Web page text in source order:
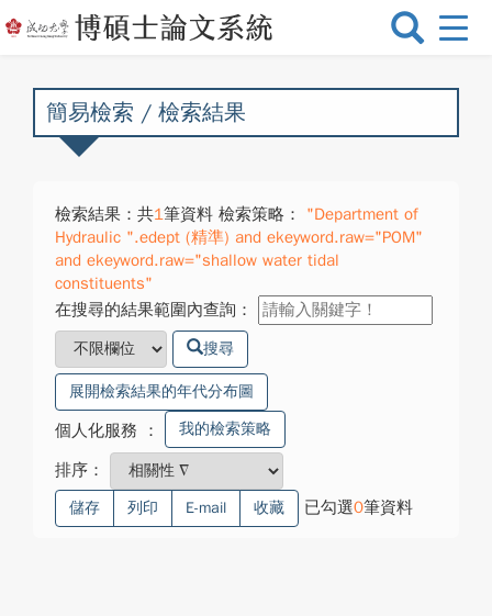
選
換
簡易檢索 / 檢索結果
檢索結果：共1筆資料 檢索策略：
"Department of
Hydraulic ".edept (精準) and ekeyword.raw="POM"
and ekeyword.raw="shallow water tidal
constituents"
在搜尋的結果範圍內查詢：
搜尋
展開檢索結果的年代分布圖
個人化服務 ： 我的檢索策略
排序：
儲存 列印 E-mail 收藏 已勾選0筆資料